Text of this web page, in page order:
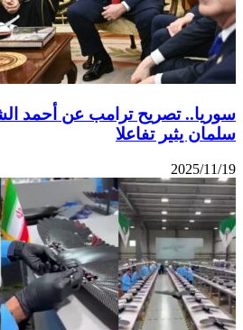
تصريح ترامب عن أحمد
يثير تفاعلا
2025/11/